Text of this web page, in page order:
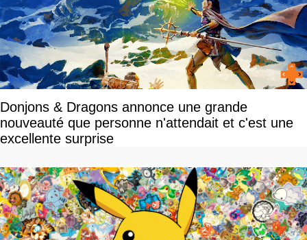
Donjons & Dragons annonce une grande
nouveauté que personne n'attendait et c'est une
excellente surprise